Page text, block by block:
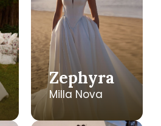
Zephyra
Milla Nova